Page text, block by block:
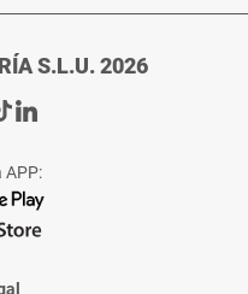
S.L.U. 2026
Ir
de
La
Voz
Almería
Ir
de
La
Voz
APP: